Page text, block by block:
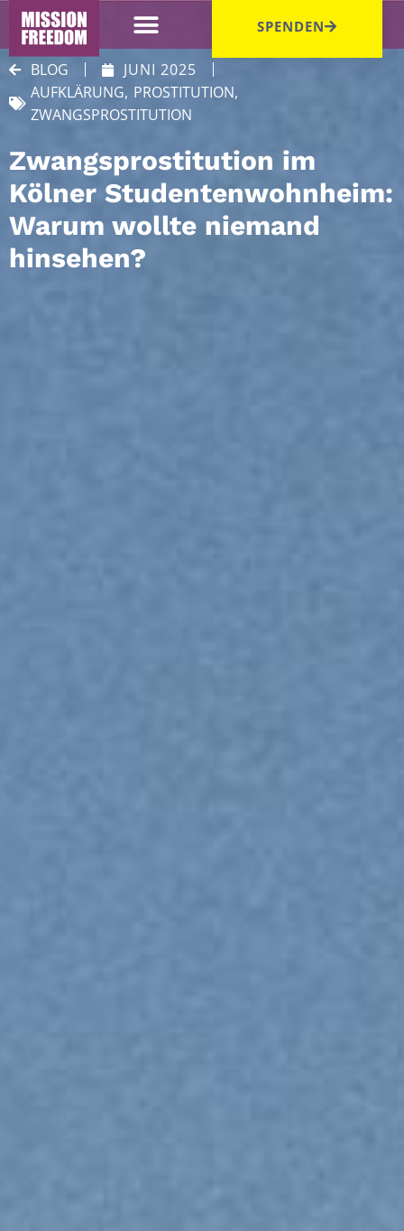
SPENDEN
BLOG
JUNI 2025
AUFKLÄRUNG, PROSTITUTION,
ZWANGSPROSTITUTION
Zwangsprostitution im
Kölner Studentenwohnheim:
Warum wollte niemand
hinsehen?